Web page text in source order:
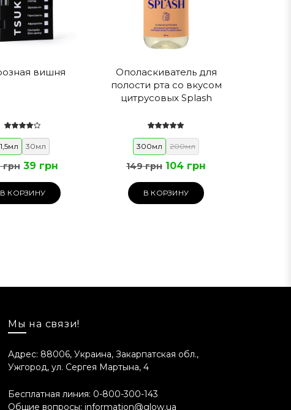
вишня
1,5мл 30мл
грн 39 грн
В КОРЗИНУ
Ополаскиватель для
полости рта со вкусом
цитрусовых Splash
300мл 200мл
149 грн 104 грн
В КОРЗИНУ
Мы на связи!
Адрес: 88006, Украина, Закарпатская обл.,
Ужгород, ул. Сергея Мартына, 4
Бесплатная линия: 0-800-300-143
Общие вопросы: information@glow.ua